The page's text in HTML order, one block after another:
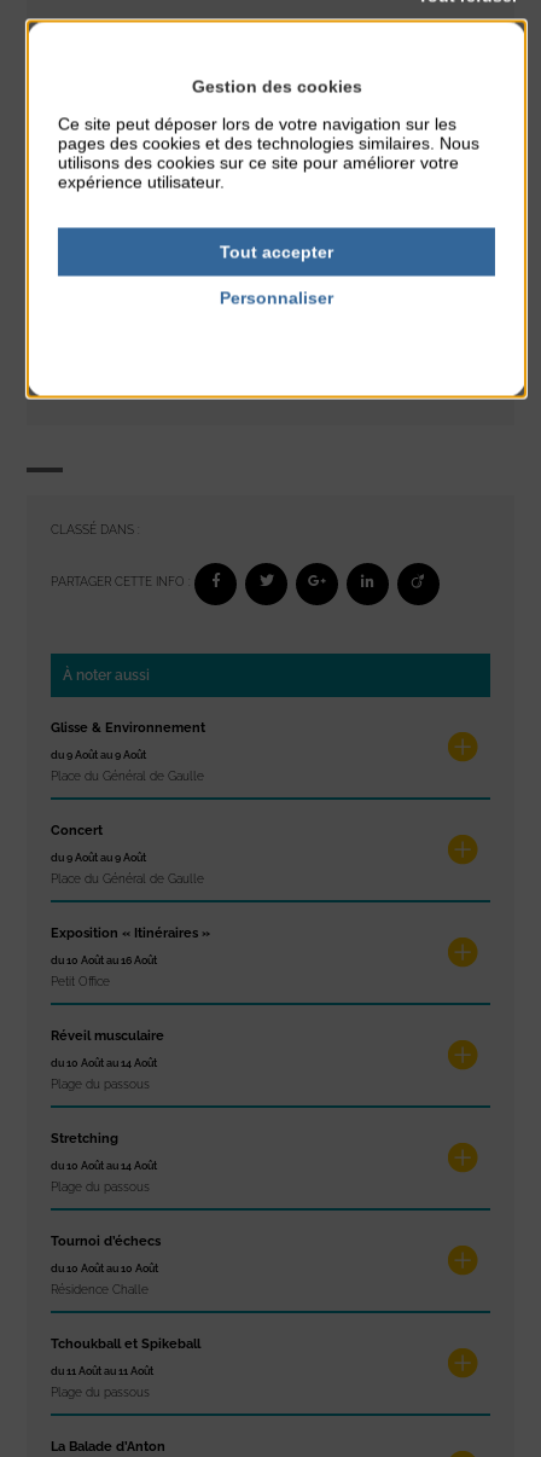
CLASSÉ DANS :
PARTAGER CETTE INFO :
À noter aussi
Glisse & Environnement
du 9 Août au 9 Août
Place du Général de Gaulle
Concert
du 9 Août au 9 Août
Place du Général de Gaulle
Exposition « Itinéraires »
du 10 Août au 16 Août
Petit Office
Réveil musculaire
du 10 Août au 14 Août
Plage du passous
Stretching
du 10 Août au 14 Août
Plage du passous
Tournoi d’échecs
du 10 Août au 10 Août
Résidence Challe
Tchoukball et Spikeball
du 11 Août au 11 Août
Plage du passous
La Balade d’Anton
Gestion des cookies
Ce site peut déposer lors de votre navigation sur les
pages des cookies et des technologies similaires. Nous
utilisons des cookies sur ce site pour améliorer votre
expérience utilisateur.
Tout accepter
Personnaliser